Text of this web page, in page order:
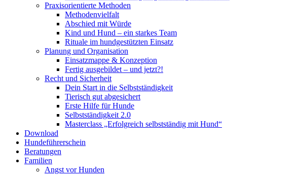
Praxisorientierte Methoden
Methodenvielfalt
Abschied mit Würde
Kind und Hund – ein starkes Team
Rituale im hundgestützten Einsatz
Planung und Organisation
Einsatzmappe & Konzeption
Fertig ausgebildet – und jetzt?!
Recht und Sicherheit
Dein Start in die Selbstständigkeit
Tierisch gut abgesichert
Erste Hilfe für Hunde
Selbstständigkeit 2.0
Masterclass „Erfolgreich selbstständig mit Hund“
Download
Hundeführerschein
Beratungen
Familien
Angst vor Hunden